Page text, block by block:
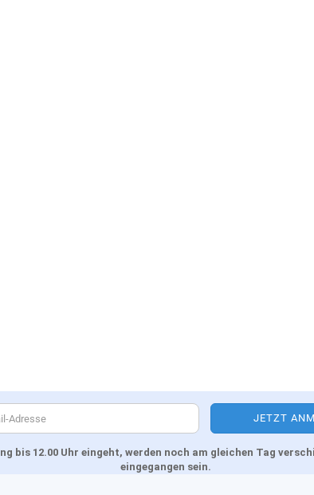
bis 12.00 Uhr eingeht, werden noch am gleichen Tag
eingegangen sein.